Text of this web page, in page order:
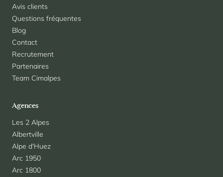
Avis clients
Questions fréquentes
Blog
Contact
Recrutement
Partenaires
Team Cimalpes
Agences
Les 2 Alpes
Albertville
Alpe d'Huez
Arc 1950
Arc 1800